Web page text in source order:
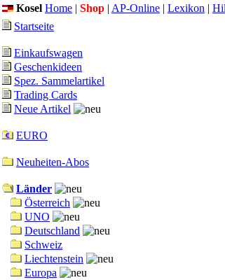
Kosel Home | Shop | AP-Online | Lexikon |
Startseite
Einkaufswagen
Geschenkideen
Spez. Sammelartikel
Trading Cards
Neue Artikel
EURO
Neuheiten-Abos
Länder
Österreich
UNO
Deutschland
Schweiz
Liechtenstein
Europa